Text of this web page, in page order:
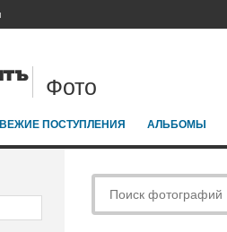
Фото
ПОСТУПЛЕНИЯ АЛЬБОМЫ